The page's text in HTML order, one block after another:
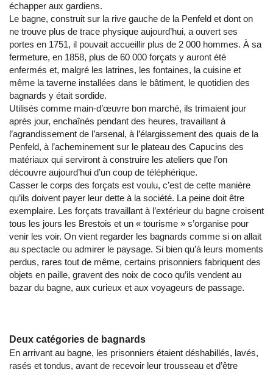
échapper aux gardiens.
Le bagne, construit sur la rive gauche de la Penfeld et dont on
ne trouve plus de trace physique aujourd’hui, a ouvert ses
portes en 1751, il pouvait accueillir plus de 2 000 hommes. À sa
fermeture, en 1858, plus de 60 000 forçats y auront été
enfermés et, malgré les latrines, les fontaines, la cuisine et
même la taverne installées dans le bâtiment, le quotidien des
bagnards y était sordide.
Utilisés comme main-d’œuvre bon marché, ils trimaient jour
après jour, enchaînés pendant des heures, travaillant à
l’agrandissement de l’arsenal, à l’élargissement des quais de la
Penfeld, à l’acheminement sur le plateau des Capucins des
matériaux qui serviront à construire les ateliers que l’on
découvre aujourd’hui d’un coup de téléphérique.
Casser le corps des forçats est voulu, c’est de cette manière
qu’ils doivent payer leur dette à la société. La peine doit être
exemplaire. Les forçats travaillant à l’extérieur du bagne croisent
tous les jours les Brestois et un « tourisme » s’organise pour
venir les voir. On vient regarder les bagnards comme si on allait
au spectacle ou admirer le paysage. Si bien qu’à leurs moments
perdus, rares tout de même, certains prisonniers fabriquent des
objets en paille, gravent des noix de coco qu’ils vendent au
bazar du bagne, aux curieux et aux voyageurs de passage.
Deux catégories de bagnards
En arrivant au bagne, les prisonniers étaient déshabillés, lavés,
rasés et tondus, avant de recevoir leur trousseau et d’être